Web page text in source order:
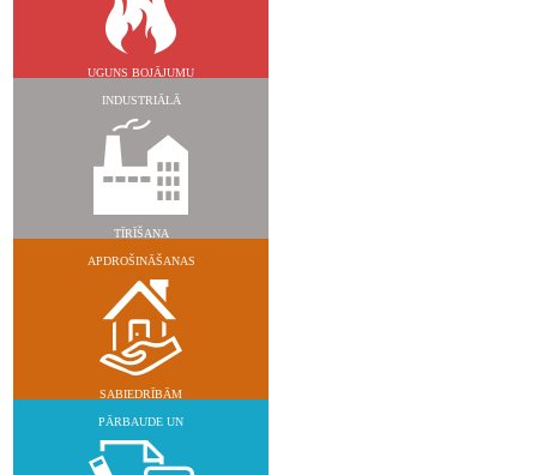
UGUNS BOJĀJUMU
INDUSTRIĀLĀ
TĪRĪŠANA
APDROŠINĀŠANAS
SABIEDRĪBĀM
PĀRBAUDE UN